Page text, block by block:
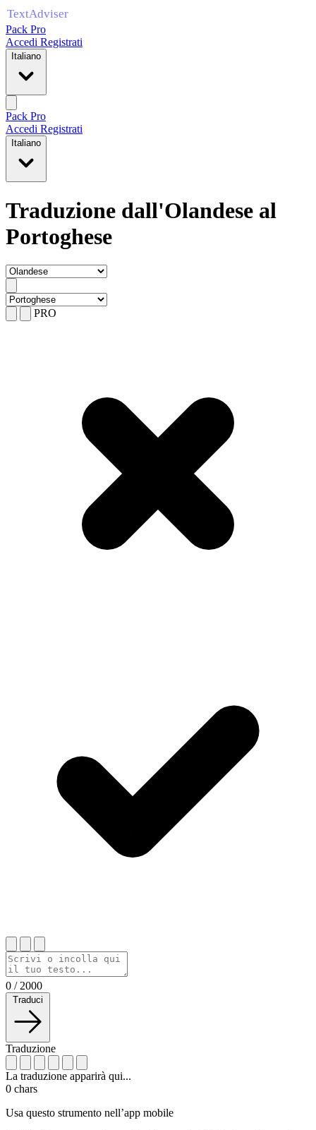
Pack Pro
Accedi Registrati
Italiano
Pack Pro
Accedi Registrati
Italiano
Traduzione dall'Olandese al
Portoghese
PRO
0 / 2000
Traduci
Traduzione
La traduzione apparirà qui...
0 chars
Usa questo strumento nell’app mobile